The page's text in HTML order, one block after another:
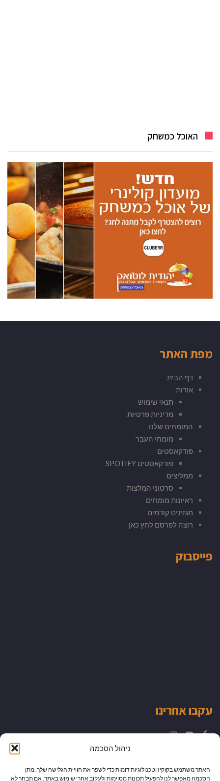
ניהול הסכמה
האתר משתמש בקוקיז וטכנולוגיות דומות כדי לשפר את חוויית הגלישה שלך. מתן
הסכמה מאפשר לנו להפעיל תכונות מסוימות ולעקוב אחרי שימוש באתר. אם תבחר לא
האוכל כמשחק
מפת האתר
דף הבית
אודות
תנאי שימוש
מדיניות פרטיות
המומחים שלנו
מומחי העבר
פודקאסטים
פודקאסטים SPOTIFY
ממליצים
סרטוני המלצות
ראיונות מומחים
מגזינים קודמים
רוצה לפרסם לחץ כאן
פייסבוק
עקבו אחרינו